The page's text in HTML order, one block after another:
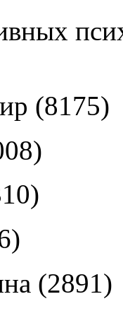
(8175)
(2891)